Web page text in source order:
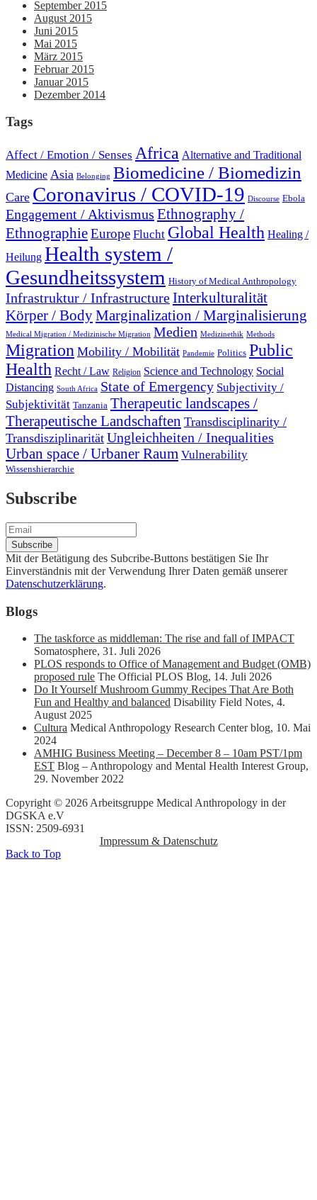
September 2015
August 2015
Juni 2015
Mai 2015
März 2015
Februar 2015
Januar 2015
Dezember 2014
Tags
Affect / Emotion / Senses Africa Alternative and Traditional
Medicine Asia Belonging Biomedicine / Biomedizin
Care Coronavirus / COVID-19 Discourse Ebola
Engagement / Aktivismus Ethnography /
EthnographieEurope Flucht Global Health Healing /
Heilung Health system /
Gesundheitssystem History of Medical Anthropology
Infrastruktur / InfrastructureInterkulturalität
Körper / BodyMarginalization / Marginalisierung
Medical Migration / Medizinische Migration Medien Medizinethik Methods
Migration Mobility / Mobilität Pandemie Politics Public
Health Recht / Law Religion Science and Technology Social
Distancing South Africa State of Emergency Subjectivity /
Subjektivität Tanzania Therapeutic landscapes /
Therapeutische Landschaften Transdisciplinarity /
Transdisziplinarität Ungleichheiten / Inequalities
Urban space / Urbaner Raum Vulnerability
Wissenshierarchie
Subscribe
Mit der Betätigung des Subcribe-Buttons bestätigen Sie Ihr
Einverständnis mit der Verwendung Ihrer Daten gemäß unserer
Datenschutzerklärung.
Blogs
The taskforce as middleman: The rise and fall of IMPACT
Somatosphere, 31. Juli 2026
PLOS responds to Office of Management and Budget (OMB)
proposed rule The Official PLOS Blog, 14. Juli 2026
Do It Yourself Mushroom Gummy Recipes That Are Both
Fun and Healthy and balanced Disability Field Notes, 4.
August 2025
Cultura Medical Anthropology Research Center blog, 10. Mai
2024
AMHIG Business Meeting – December 8 – 10am PST/1pm
EST Blog – Anthropology and Mental Health Interest Group,
29. November 2022
Copyright © 2026 Arbeitsgruppe Medical Anthropology in der
DGSKA e.V
ISSN: 2509-6931
Impressum & Datenschutz
Back to Top